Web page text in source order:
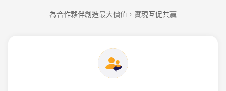
為合作夥伴創造最大價值，實現互促共贏